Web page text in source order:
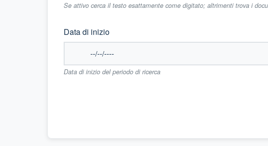
Se attivo cerca il testo esattamente come digitato; altrimenti trova i
Data di inizio
Data di inizio del periodo di ricerca